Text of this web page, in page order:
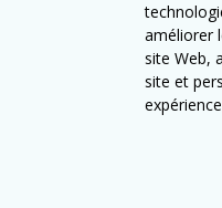
améliorer
site Web,
site et